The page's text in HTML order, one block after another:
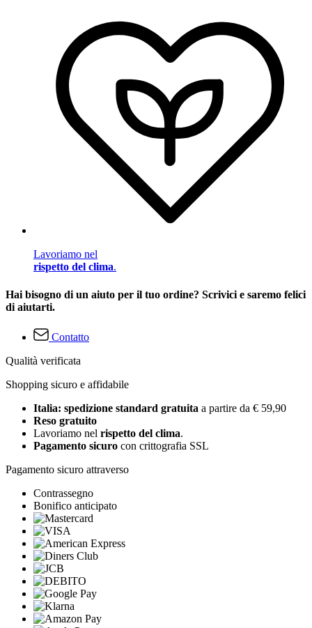
Lavoriamo nel
rispetto del clima.
Hai bisogno di un aiuto per il tuo ordine? Scrivici e saremo felici
di aiutarti.
Contatto
Qualità verificata
Shopping sicuro e affidabile
Italia: spedizione standard gratuita a partire da € 59,90
Reso gratuito
Lavoriamo nel rispetto del clima.
Pagamento sicuro con crittografia SSL
Pagamento sicuro attraverso
Contrassegno
Bonifico anticipato